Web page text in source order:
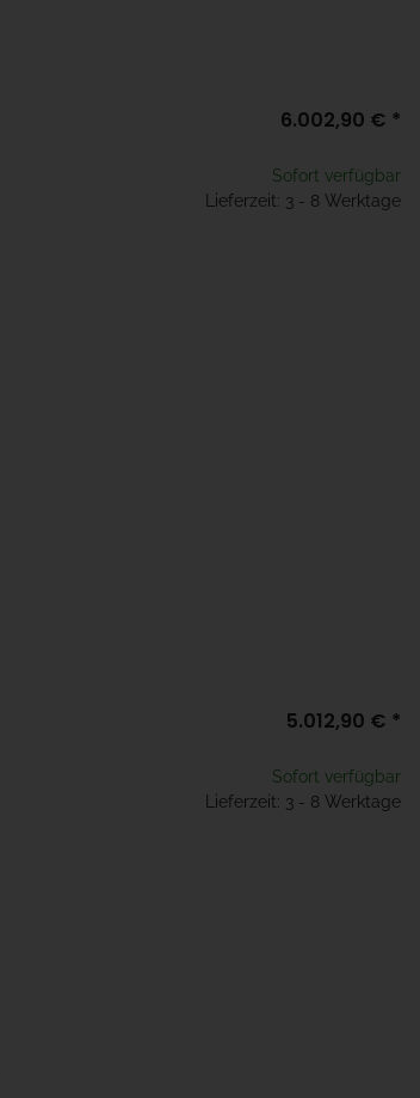
6.002,90 € *
Sofort verfügbar
Lieferzeit: 3 - 8 Werktage
5.012,90 € *
Sofort verfügbar
Lieferzeit: 3 - 8 Werktage